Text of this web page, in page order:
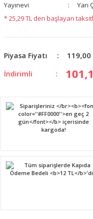
Yayınevi
Yarı
* 25,29 TL den başlayan
Piyasa Fiyatı 119,00
İndirimli